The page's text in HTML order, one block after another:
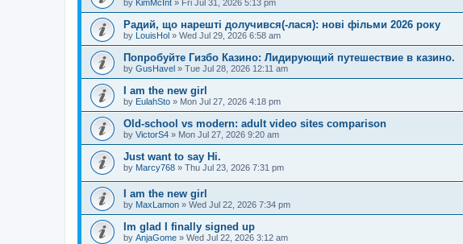
by KimMcInt » Fri Jul 31, 2026 5:13 pm
Радий, що нарешті долучився(-лася): нові фільми 2026 року
by LouisHol » Wed Jul 29, 2026 6:58 am
Попробуйте Гизбо Казино: Лидирующий путешествие в казино.
by GusHavel » Tue Jul 28, 2026 12:11 am
I am the new girl
by EulahSto » Mon Jul 27, 2026 4:18 pm
Old-school vs modern: adult video sites comparison
by VictorS4 » Mon Jul 27, 2026 9:20 am
Just want to say Hi.
by Marcy768 » Thu Jul 23, 2026 7:31 pm
I am the new girl
by MaxLamon » Wed Jul 22, 2026 7:34 pm
Im glad I finally signed up
by AnjaGome » Wed Jul 22, 2026 3:12 am